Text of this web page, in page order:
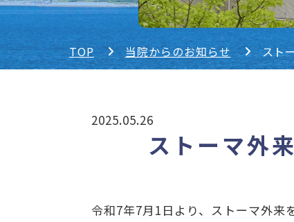
TOP 当院からのお知らせ スト
2025.05.26
ストーマ外
令和7年7月1日より、ストーマ外来